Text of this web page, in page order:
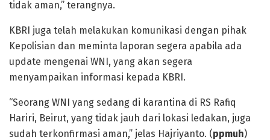
tidak aman,” terangnya.
KBRI juga telah melakukan komunikasi dengan pihak
Kepolisian dan meminta laporan segera apabila ada
update mengenai WNI, yang akan segera
menyampaikan informasi kepada KBRI.
“Seorang WNI yang sedang di karantina di RS Rafiq
Hariri, Beirut, yang tidak jauh dari lokasi ledakan, juga
sudah terkonfirmasi aman,” jelas Hajriyanto. (ppmuh)